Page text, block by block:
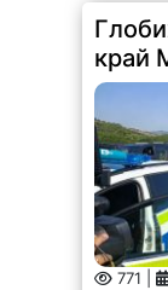
край
771 |